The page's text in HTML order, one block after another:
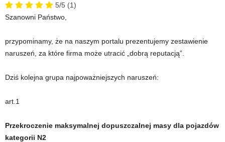
5/5 (1)
Szanowni Państwo,
przypominamy, że na naszym portalu prezentujemy zestawienie
naruszeń, za które firma może utracić „dobrą reputacją”.
Dziś kolejna grupa najpoważniejszych naruszeń:
art.1
Przekroczenie maksymalnej dopuszczalnej masy dla pojazdów
kategorii N2